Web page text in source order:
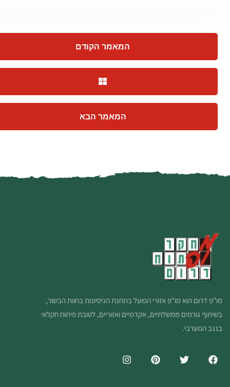
המאמר הקודם
המאמר הבא
מו"פ דרום הוא מו"פ אזורי הפועל בתחנת הניסיונות בחוות הבשור,
בשיתוף גורמים ממשלתיים, אקדמיים ואזוריים, לטובת פיתוח חקלאי
בנגב המערבי.